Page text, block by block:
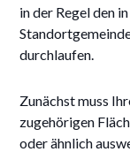
in der Regel den
durchlaufen.
Zunächst muss
zugehörigen
oder ähnlich